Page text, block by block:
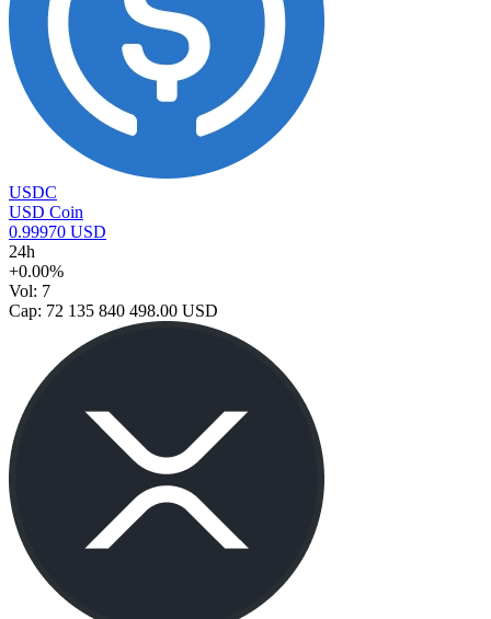
USDC
USD Coin
0.99970 USD
24h
+0.00%
Vol: 7
Cap: 72 135 840 498.00 USD